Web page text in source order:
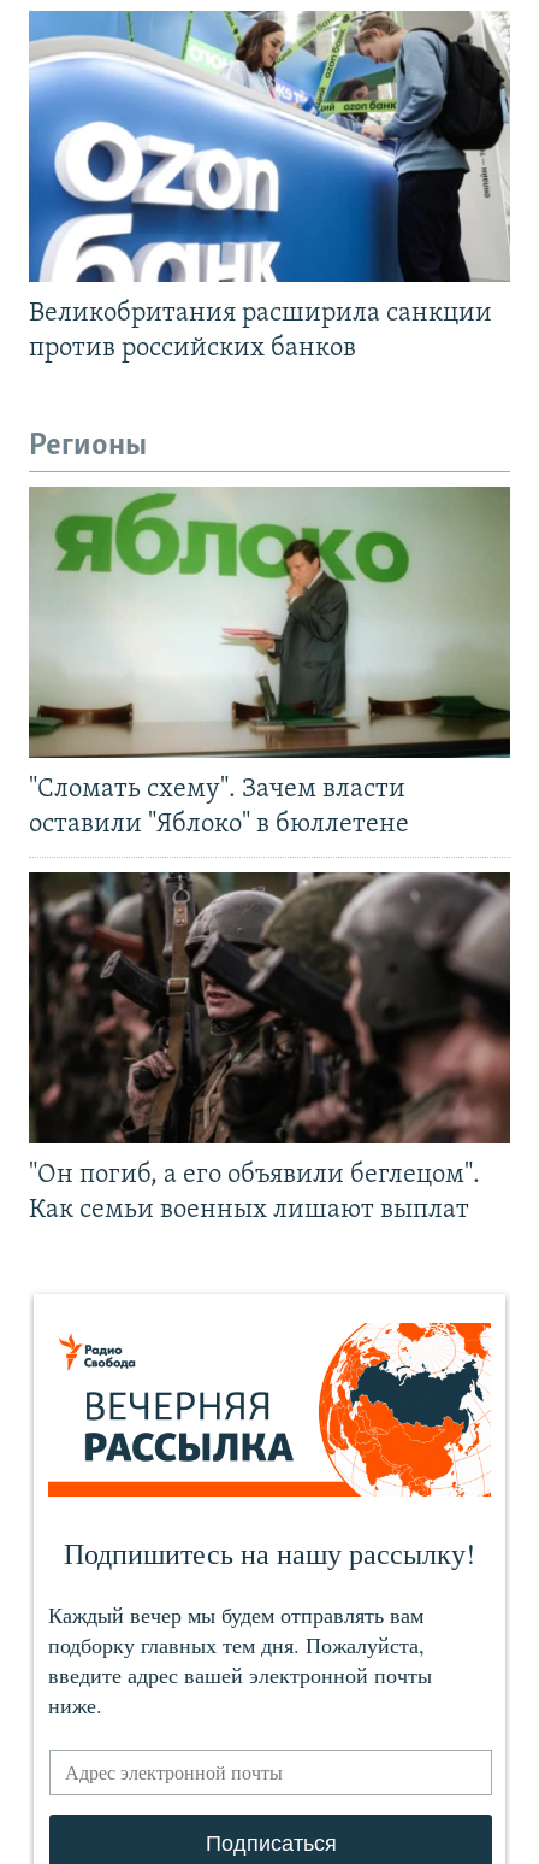
Великобритания расширила санкции
против российских банков
Регионы
"Сломать схему". Зачем власти
оставили "Яблоко" в бюллетене
"Он погиб, а его объявили беглецом".
Как семьи военных лишают выплат